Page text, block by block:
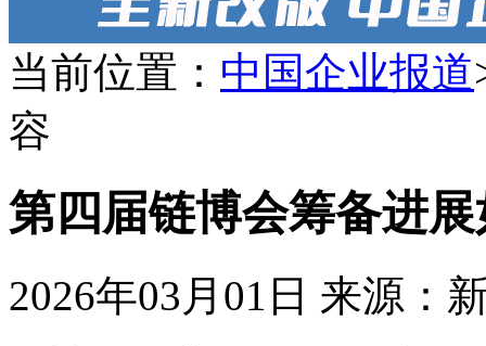
当前位置： 中国企业报道
容
第四届链博会筹备进
2026年03月01日 来源：